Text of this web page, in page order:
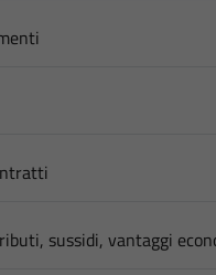
sussidi, vantaggi